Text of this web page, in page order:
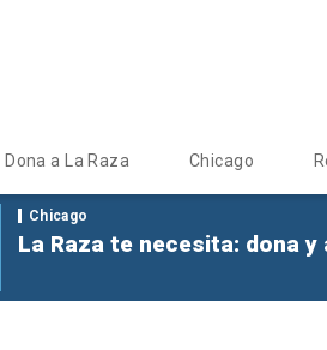
Dona a La Raza Chicago
Chicago
La Raza te necesita: dona